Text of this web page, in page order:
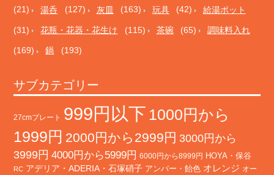
(21) 湯呑 (127) 灰皿 (163) 玩具 (42) 給湯ポット
(31) 花瓶・花器・花生け (115) 茶碗 (65) 調味料入れ
(169) 鍋 (193)
サブカテゴリー
27cmプレート 999円以下 1000円から
1999円 2000円から2999円 3000円から
3999円 4000円から5999円 6000円から8999円 HOYA・保谷
RC アデリア・ADERIA・石塚硝子 アンバー・飴色 オレンジ オー